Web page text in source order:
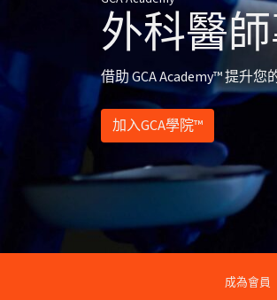
外科醫
借助 GCA Academy™ 提升
加入GCA學院™
成為會員